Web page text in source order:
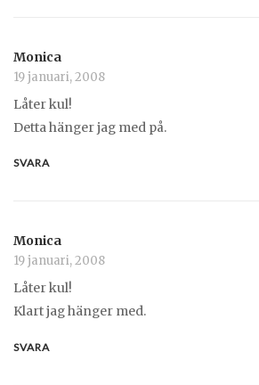
Monica
19 januari, 2008
Låter kul!
Detta hänger jag med på.
SVARA
Monica
19 januari, 2008
Låter kul!
Klart jag hänger med.
SVARA